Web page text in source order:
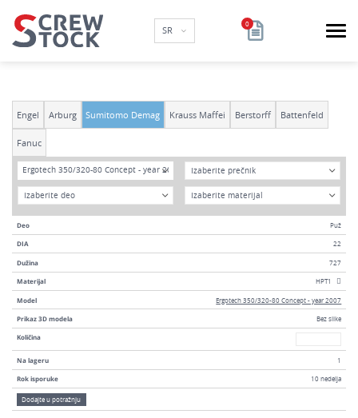
SR
Engel Arburg Sumitomo Demag Krauss Maffei Berstorff Battenfeld
Fanuc
Model
Ergotech 350/320-80 Concept - year 2007
DIA
Godina
Materijal
Deo Puž
DIA 22
Dužina 727
Materijal HPT1
Model Ergotech 350/320-80 Concept - year 2007
Prikaz 3D modela Bez slike
Količina
Na lageru 1
Rok isporuke 10 nedelja
Dodajte u potražnju